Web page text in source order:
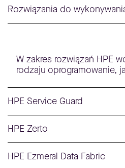
Rozwiązania do
W zakres rozwiązań HPE
rodzaju oprogramowanie,
HPE Service Guard
HPE Zerto
HPE Ezmeral Data Fabric